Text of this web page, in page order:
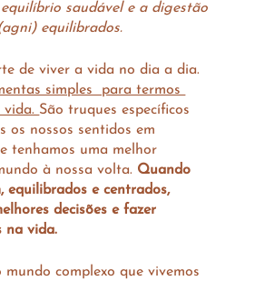
saudável e a digestão
equilibrados.
de viver a vida no dia a dia.
simples  para termos
vida. São truques específicos
os nossos sentidos em
tenhamos uma melhor
à nossa volta. Quando
equilibrados e centrados,
decisões e fazer
na vida.
complexo que vivemos